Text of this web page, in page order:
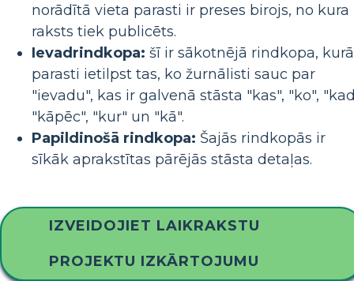
norādītā vieta parasti ir preses birojs, no kura
raksts tiek publicēts.
Ievadrindkopa: šī ir sākotnējā rindkopa, kurā
parasti ietilpst tas, ko žurnālisti sauc par
"ievadu", kas ir galvenā stāsta "kas", "ko",
"kāpēc", "kur" un "kā".
Papildinošā rindkopa: Šajās rindkopās ir
sīkāk aprakstītas pārējās stāsta detaļas.
IZVEIDOJIET LAIKRAKSTU
PROJEKTU IZKĀRTOJUMU